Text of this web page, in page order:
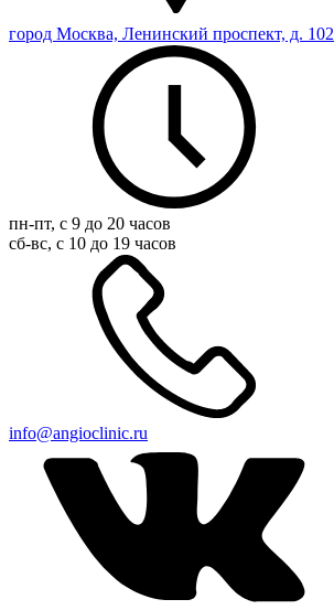
город Москва, Ленинский проспект, д. 102
пн-пт, с 9 до 20 часов
сб-вс, с 10 до 19 часов
info@angioclinic.ru